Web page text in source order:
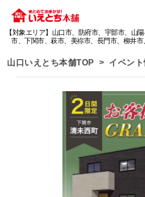
【対象エリア】山口市、防府市、宇部市、山
市、下関市、萩市、美祢市、長門市、柳井市
山口いえとち本舗TOP イベン